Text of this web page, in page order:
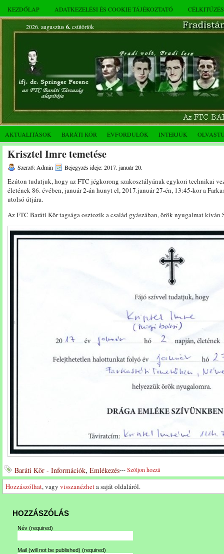
KEZDŐLAP ADATKEZELÉSI ÉS COOKIE TÁJÉKOZTATÓ
2026. augusztus 6.csütörtök
AKTUALITÁSOK BARÁTI KÖR ÉVFORDULÓK INTERJÚK
Krisztel Imre temetése
Szerző: Admin Bejegyzés ideje: 2017. január 20.
Ezúton tudatjuk, hogy az FTC jégkorong szakosztályának egykori technikai
életének 86. évében, január 2-án hunyt el, 2017.január 27-én, 13:45-kor a
utolsó útjára.
Az FTC Baráti Kör tagsága osztozik a család gyászában, örök nyugalmat kíván
Baráti Kör - Információk, Emlékezés---Szóljon hozzá
Hozzászólhat, vagy visszanézheta saját oldaláról.
HOZZÁSZÓLÁS
Név (required)
Mail (will not be published) (required)